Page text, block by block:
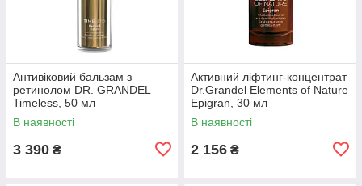
Антивіковий бальзам з
ретинолом DR. GRANDEL
Timeless, 50 мл
В наявності
3 390 ₴
Активний ліфтинг-концентрат
Dr.Grandel Elements of Nature
Epigran, 30 мл
В наявності
2 156 ₴